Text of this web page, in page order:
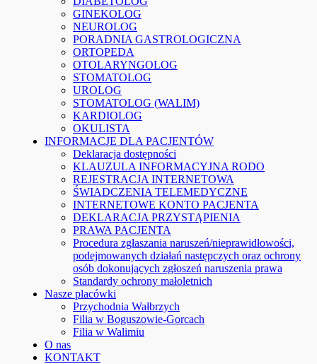
GINEKOLOG
NEUROLOG
PORADNIA GASTROLOGICZNA
ORTOPEDA
OTOLARYNGOLOG
STOMATOLOG
UROLOG
STOMATOLOG (WALIM)
KARDIOLOG
OKULISTA
INFORMACJE DLA PACJENTÓW
Deklaracja dostępności
KLAUZULA INFORMACYJNA RODO
REJESTRACJA INTERNETOWA
ŚWIADCZENIA TELEMEDYCZNE
INTERNETOWE KONTO PACJENTA
DEKLARACJA PRZYSTĄPIENIA
PRAWA PACJENTA
Procedura zgłaszania naruszeń/nieprawidłowości,
podejmowanych działań następczych oraz ochrony
osób dokonujących zgłoszeń naruszenia prawa
Standardy ochrony małoletnich
Nasze placówki
Przychodnia Wałbrzych
Filia w Boguszowie-Gorcach
Filia w Walimiu
O nas
KONTAKT